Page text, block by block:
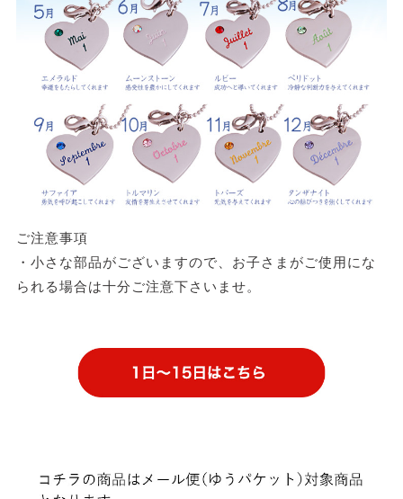
ご注意事項
・小さな部品がございますので、お子さまがご使用にな
られる場合は十分ご注意下さいませ。